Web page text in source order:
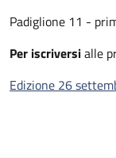
Padiglione 11 -
Per iscriversialle
Edizione 26